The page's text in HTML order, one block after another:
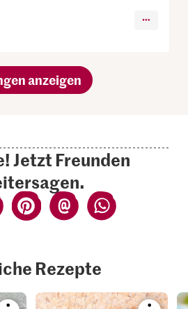
anzeigen
Jetzt Freunden
Rezepte